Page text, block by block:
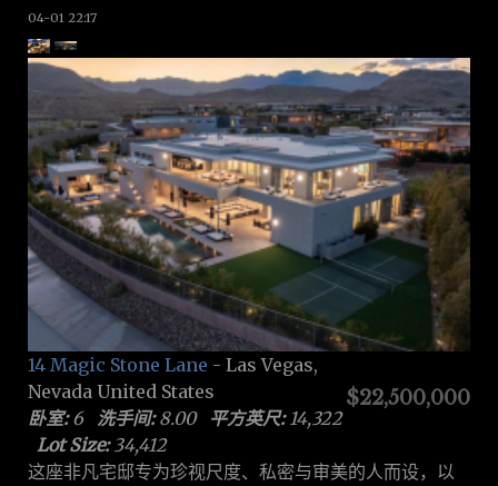
04-01 22:17
$22,500,000
14 Magic Stone Lane - Las Vegas,
Nevada United States
卧室:6 洗手间:8.00 平方英尺:14,322
Lot Size:34,412
这座非凡宅邸专为珍视尺度、私密与审美的人而设，以